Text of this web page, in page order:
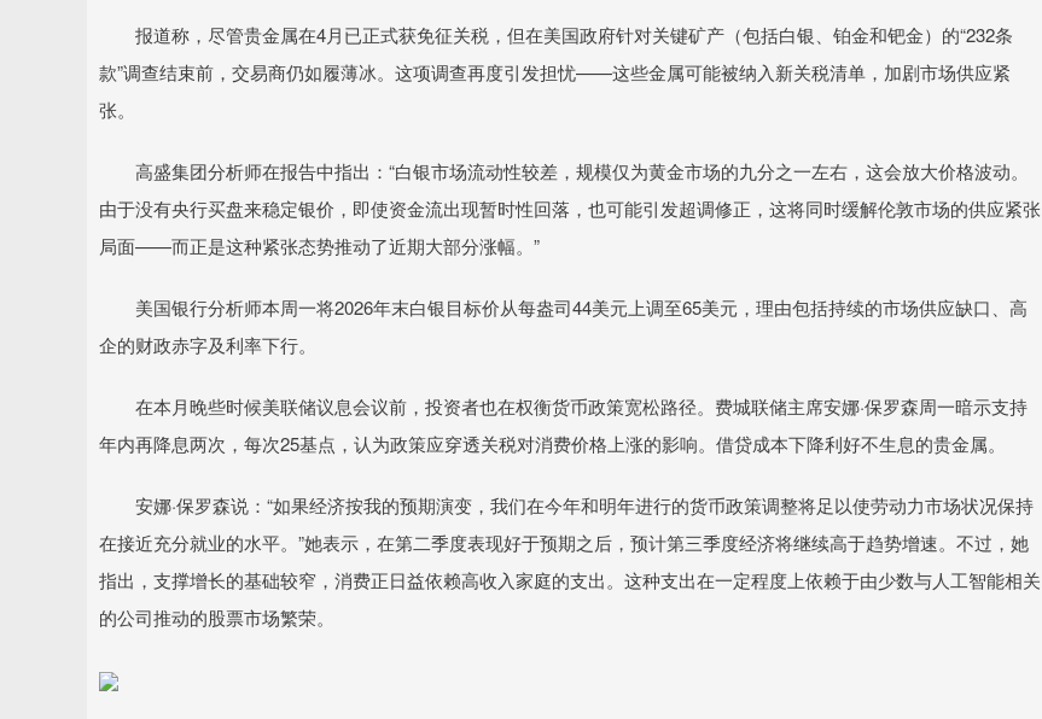
报道称，尽管贵金属在4月已正式获免征关税，但在美国政府针对关键矿产（包括白银、铂金和钯金）的“232条
款”调查结束前，交易商仍如履薄冰。这项调查再度引发担忧——这些金属可能被纳入新关税清单，加剧市场供应紧
张。
高盛集团分析师在报告中指出：“白银市场流动性较差，规模仅为黄金市场的九分之一左右，这会放大价格波动。
由于没有央行买盘来稳定银价，即使资金流出现暂时性回落，也可能引发超调修正，这将同时缓解伦敦市场的供应紧张
局面——而正是这种紧张态势推动了近期大部分涨幅。”
美国银行分析师本周一将2026年末白银目标价从每盎司44美元上调至65美元，理由包括持续的市场供应缺口、高
企的财政赤字及利率下行。
在本月晚些时候美联储议息会议前，投资者也在权衡货币政策宽松路径。费城联储主席安娜·保罗森周一暗示支持
年内再降息两次，每次25基点，认为政策应穿透关税对消费价格上涨的影响。借贷成本下降利好不生息的贵金属。
安娜·保罗森说：“如果经济按我的预期演变，我们在今年和明年进行的货币政策调整将足以使劳动力市场状况保持
在接近充分就业的水平。”她表示，在第二季度表现好于预期之后，预计第三季度经济将继续高于趋势增速。不过，她
指出，支撑增长的基础较窄，消费正日益依赖高收入家庭的支出。这种支出在一定程度上依赖于由少数与人工智能相关
的公司推动的股票市场繁荣。